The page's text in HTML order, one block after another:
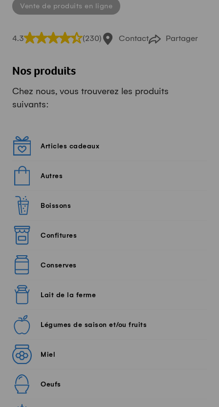
Vente de produits en ligne
4.3 (230) Contact Partager
Nos produits
Chez nous, vous trouverez les produits
suivants:
Articles cadeaux
Autres
Boissons
Confitures
Conserves
Lait de la ferme
Légumes de saison et/ou fruits
Miel
Oeufs